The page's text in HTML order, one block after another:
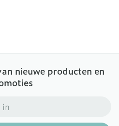
nieuwe producten en